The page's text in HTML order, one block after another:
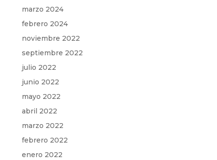
marzo 2024
febrero 2024
noviembre 2022
septiembre 2022
julio 2022
junio 2022
mayo 2022
abril 2022
marzo 2022
febrero 2022
enero 2022